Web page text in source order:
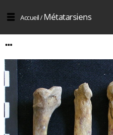
Accueil/Métatarsiens